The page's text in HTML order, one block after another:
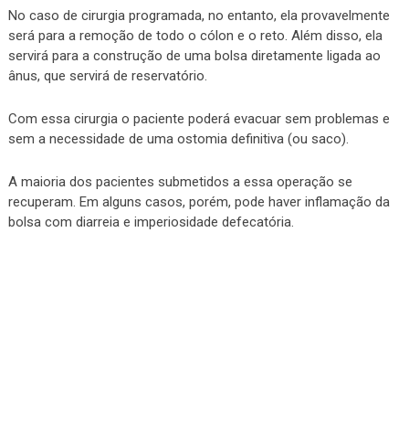
No caso de cirurgia programada, no entanto, ela provavelmente
será para a remoção de todo o cólon e o reto. Além disso, ela
servirá para a construção de uma bolsa diretamente ligada ao
ânus, que servirá de reservatório.
Com essa cirurgia o paciente poderá evacuar sem problemas e
sem a necessidade de uma ostomia definitiva (ou saco).
A maioria dos pacientes submetidos a essa operação se
recuperam. Em alguns casos, porém, pode haver inflamação da
bolsa com diarreia e imperiosidade defecatória.